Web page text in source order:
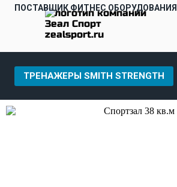
ПОСТАВЩИК ФИТНЕС ОБОРУДОВАНИЯ
ТРЕНАЖЕРЫ SMITH STRENGTH